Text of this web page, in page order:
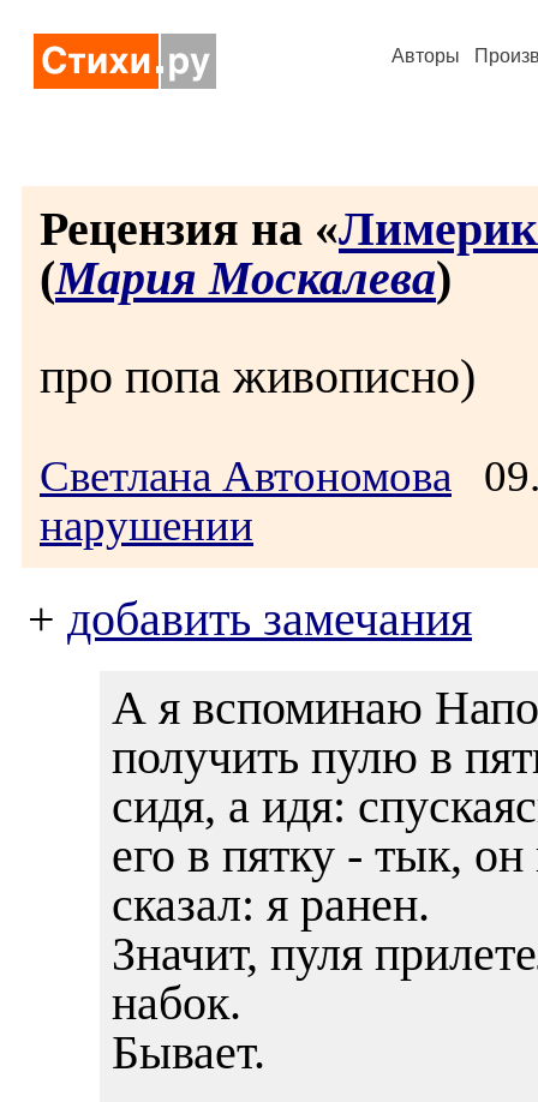
Авторы
Рецензия на «
(Мария Москалева)
про попа живописно)
Светлана Автономова
нарушении
+ добавить замечания
А я вспоминаю
получить пулю в
сидя, а идя:
его в пятку - тык,
сказал: я ранен.
Значит, пуля
набок.
Бывает.